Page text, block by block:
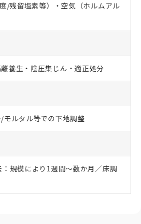
/残留塩素等）・空気（ホルムアル
養生・陰圧集じん・適正処分
モルタル等での下地調整
規模により1週間〜数か月／床調